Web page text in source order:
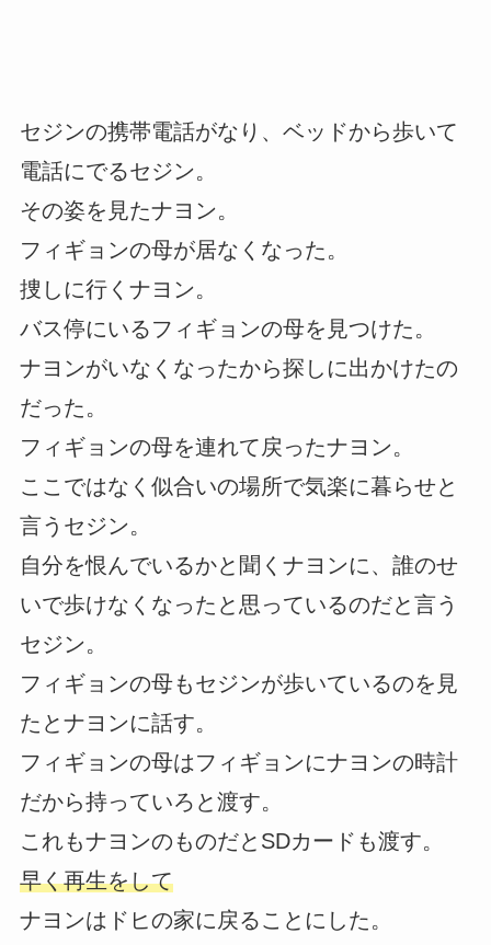
セジンの携帯電話がなり、ベッドから歩いて
電話にでるセジン。
その姿を見たナヨン。
フィギョンの母が居なくなった。
捜しに行くナヨン。
バス停にいるフィギョンの母を見つけた。
ナヨンがいなくなったから探しに出かけたの
だった。
フィギョンの母を連れて戻ったナヨン。
ここではなく似合いの場所で気楽に暮らせと
言うセジン。
自分を恨んでいるかと聞くナヨンに、誰のせ
いで歩けなくなったと思っているのだと言う
セジン。
フィギョンの母もセジンが歩いているのを見
たとナヨンに話す。
フィギョンの母はフィギョンにナヨンの時計
だから持っていろと渡す。
これもナヨンのものだとSDカードも渡す。
早く再生をして
ナヨンはドヒの家に戻ることにした。